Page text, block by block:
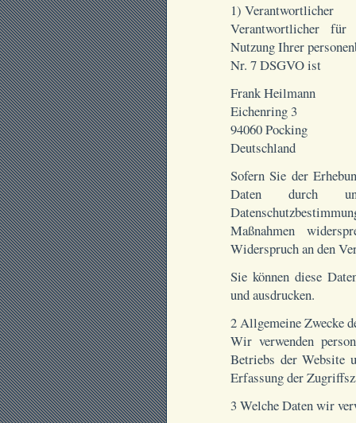
1) Verantwortlicher
Verantwortlicher für
Nutzung Ihrer
Nr. 7 DSGVO ist
Frank Heilmann
Eichenring 3
94060 Pocking
Deutschland
Sofern Sie der
Daten durch
Maßnahmen
Widerspruch an den
Sie können diese
und ausdrucken.
2 Allgemeine Zwecke
Wir verwenden
Betriebs der Website
Erfassung der
3 Welche Daten wir